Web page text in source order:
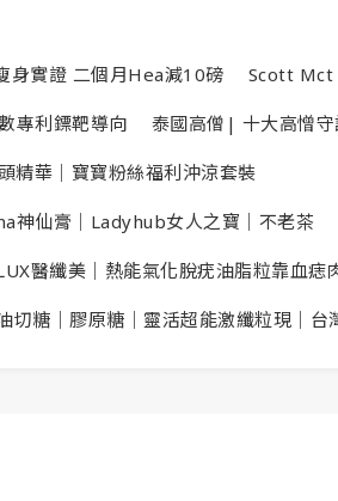
身實證 二個月Hea減10磅 Scott Mct
專利鏢靶導向 泰國高僧| 十大高憎
華｜寶寶粉絲福利沖涼套裝
神仙膏｜Ladyhub女人之寶｜不老茶
醫纖美｜熱能氣化脫疣油脂粒靠血
切糖｜膠原糖｜靈活超能激纖粒現｜台